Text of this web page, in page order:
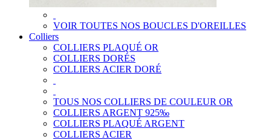
VOIR TOUTES NOS BOUCLES D'OREILLES
Colliers
COLLIERS PLAQUÉ OR
COLLIERS DORÉS
COLLIERS ACIER DORÉ
TOUS NOS COLLIERS DE COULEUR OR
COLLIERS ARGENT 925‰
COLLIERS PLAQUÉ ARGENT
COLLIERS ACIER